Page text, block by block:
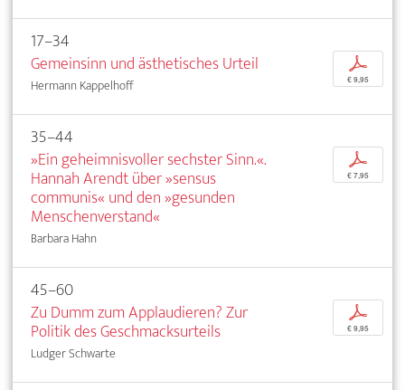
17–34
Gemeinsinn und ästhetisches Urteil
Hermann Kappelhoff
p
€ 9,95
35–44
»Ein geheimnisvoller sechster Sinn.«.
Hannah Arendt über »sensus
communis« und den »gesunden
Menschenverstand«
Barbara Hahn
p
€ 7,95
45–60
Zu Dumm zum Applaudieren? Zur
Politik des Geschmacksurteils
Ludger Schwarte
p
€ 9,95